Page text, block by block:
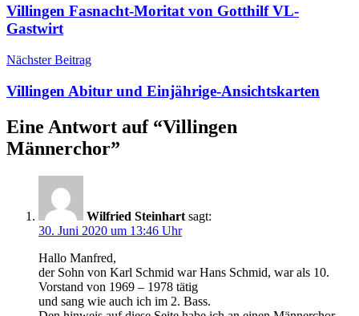
Villingen Fasnacht-Moritat von Gotthilf VL-
Gastwirt
Nächster Beitrag
Villingen Abitur und Einjährige-Ansichtskarten
Eine Antwort auf “Villingen
Männerchor”
Wilfried Steinhart sagt:
30. Juni 2020 um 13:46 Uhr
Hallo Manfred,
der Sohn von Karl Schmid war Hans Schmid, war als 10.
Vorstand von 1969 – 1978 tätig
und sang wie auch ich im 2. Bass.